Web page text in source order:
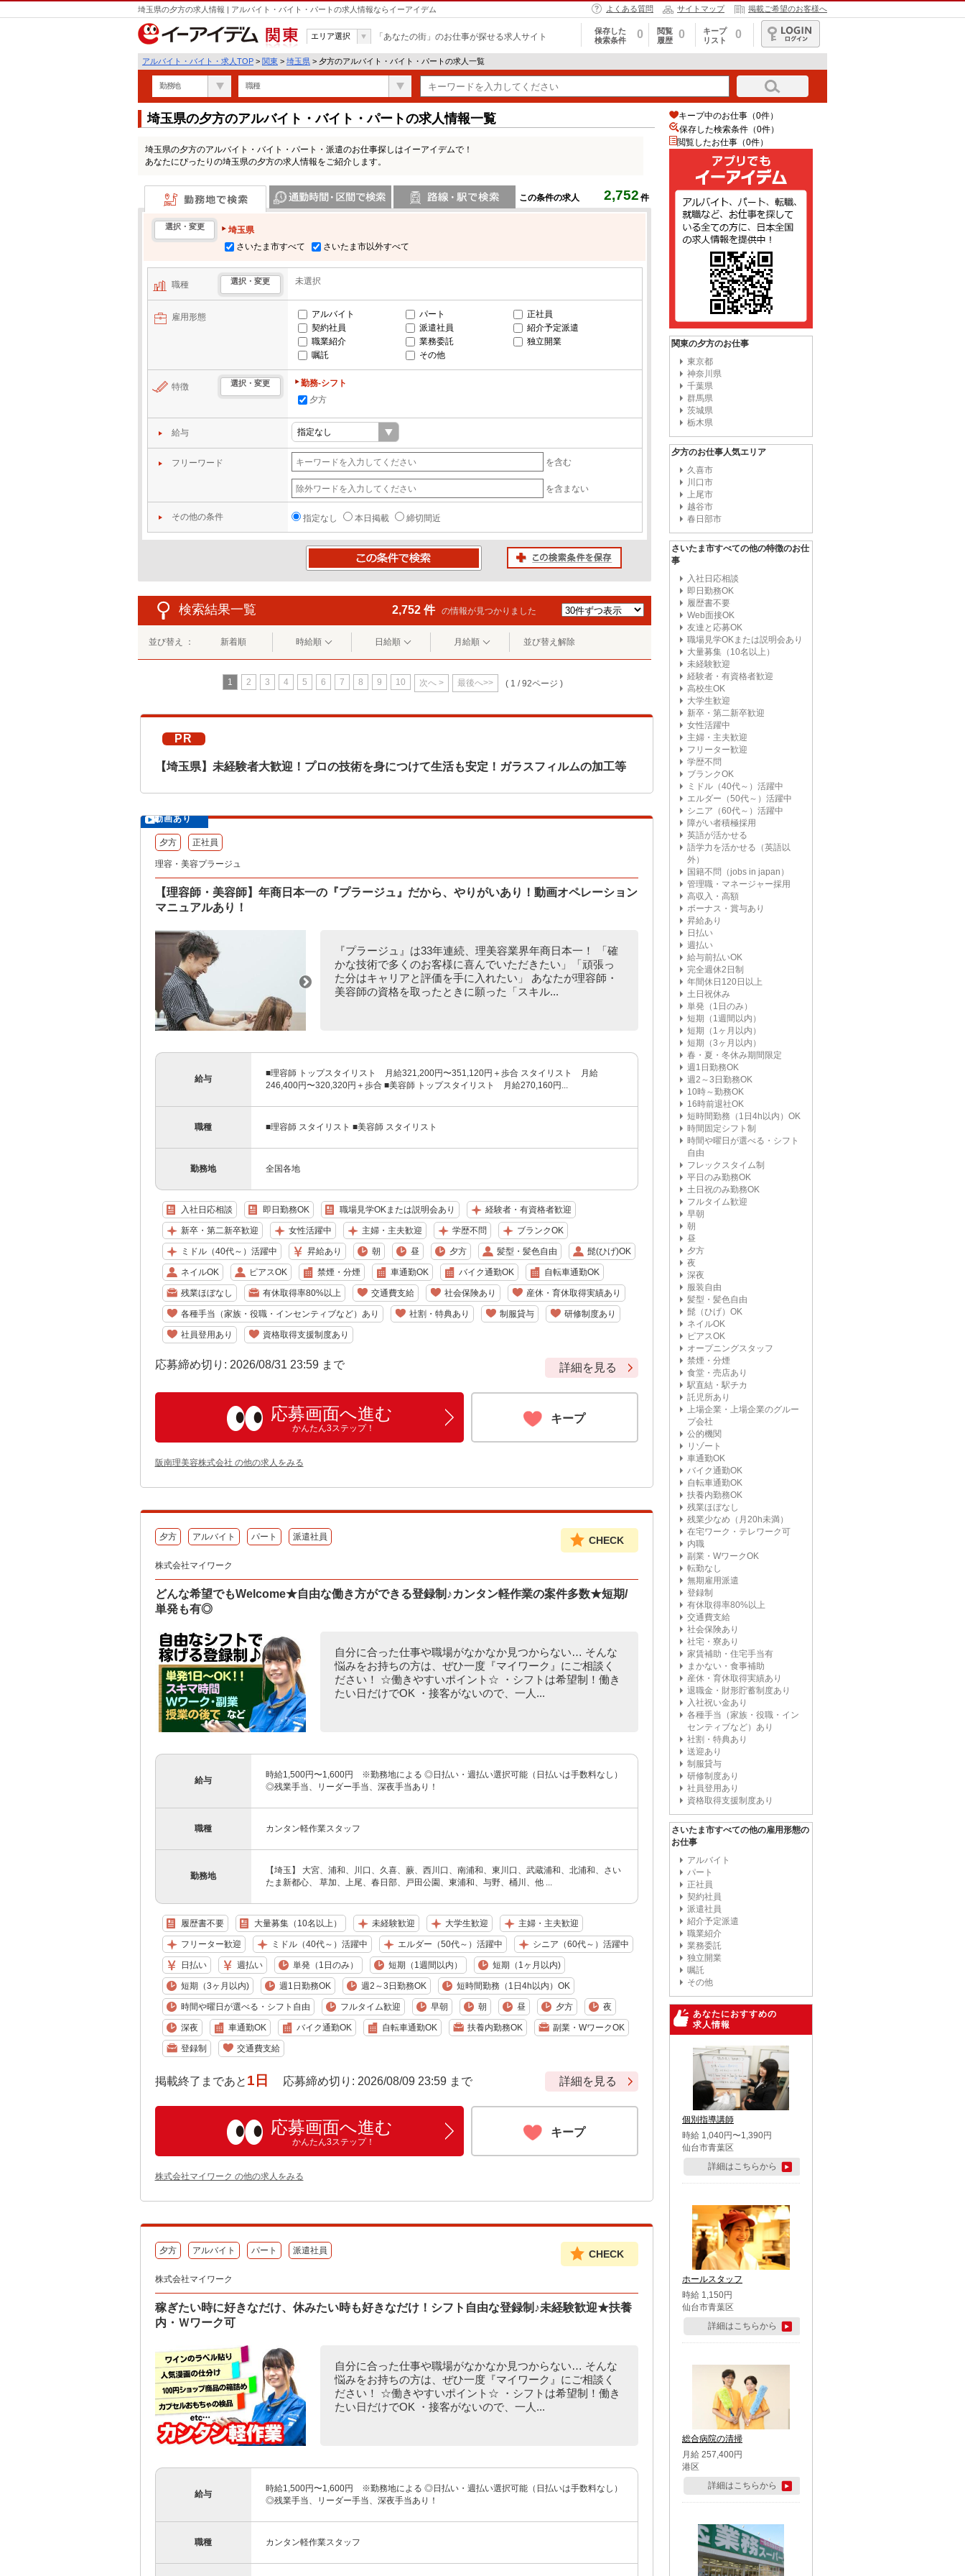
埼玉県の夕方の求人情報 | アルバイト・バイト・パートの求人情報ならイーアイデム よくある質問 サイトマップ 掲載ご希望のお客様へ
関東
エリア選択 「あなたの街」のお仕事が探せる求人サイト
保存した
検索条件
0
閲覧
履歴
0
キープ
リスト
0
ログイン
アルバイト・バイト・求人TOP > 関東 > 埼玉県 > 夕方のアルバイト・バイト・パートの求人一覧
勤務地 職種
埼玉県の夕方のアルバイト・バイト・パートの求人情報一覧
埼玉県の夕方のアルバイト・バイト・パート・派遣のお仕事探しはイーアイデムで！
あなたにぴったりの埼玉県の夕方の求人情報をご紹介します。
この条件の求人 2,752 件
勤務地で検索
選択・変更
埼玉県
さいたま市すべて
さいたま市以外すべて
職種 選択・変更 未選択
雇用形態 アルバイト パート
正社員
契約社員
派遣社員
紹介予定派遣
職業紹介
業務委託
独立開業
嘱託
その他
特徴 選択・変更
勤務-シフト
夕方
給与
フリーワード を含む
を含まない
その他の条件 指定なし 本日掲載 締切間近
検索結果一覧 2,752 件 の情報が見つかりました
並び替え ： 新着順 時給順 日給順 月給順 並び替え解除
1 2 3 4 5 6 7 8 9 10 次へ > 最後へ>> ( 1 / 92ページ )
PR
【埼玉県】未経験者大歓迎！プロの技術を身につけて生活も安定！ガラスフィルムの加工等
動画あり
夕方 正社員
理容・美容プラージュ
【理容師・美容師】年商日本一の『プラージュ』だから、やりがいあり！動画オペレーション
マニュアルあり！
『プラージュ』は33年連続、理美容業界年商日本一！ 「確
かな技術で多くのお客様に喜んでいただきたい」「頑張っ
た分はキャリアと評価を手に入れたい」 あなたが理容師・
美容師の資格を取ったときに願った「スキル...
給与
■理容師 トップスタイリスト 月給321,200円〜351,120円＋歩合 スタイリスト 月給
246,400円〜320,320円＋歩合 ■美容師 トップスタイリスト 月給270,160円...
職種 ■理容師 スタイリスト ■美容師 スタイリスト
勤務地 全国各地
入社日応相談 即日勤務OK 職場見学OKまたは説明会あり 経験者・有資格者歓迎
新卒・第二新卒歓迎 女性活躍中 主婦・主夫歓迎 学歴不問 ブランクOK
ミドル（40代～）活躍中 昇給あり 朝 昼 夕方 髪型・髪色自由 髭(ひげ)OK
ネイルOK ピアスOK 禁煙・分煙 車通勤OK バイク通勤OK 自転車通勤OK
残業ほぼなし 有休取得率80%以上 交通費支給 社会保険あり 産休・育休取得実績あり
各種手当（家族・役職・インセンティブなど）あり 社割・特典あり 制服貸与 研修制度あり
社員登用あり 資格取得支援制度あり
応募締め切り: 2026/08/31 23:59 まで 詳細を見る
応募画面へ進む
かんたん3ステップ！
キープ
阪南理美容株式会社 の他の求人をみる
夕方 アルバイト パート 派遣社員 CHECK
株式会社マイワーク
どんな希望でもWelcome★自由な働き方ができる登録制♪カンタン軽作業の案件多数★短期/
単発も有◎
自分に合った仕事や職場がなかなか見つからない… そんな
悩みをお持ちの方は、ぜひ一度『マイワーク』にご相談く
ださい！ ☆働きやすいポイント☆ ・シフトは希望制！働き
たい日だけでOK ・接客がないので、一人...
給与
時給1,500円〜1,600円 ※勤務地による ◎日払い・週払い選択可能（日払いは手数料なし）
◎残業手当、リーダー手当、深夜手当あり！
職種 カンタン軽作業スタッフ
勤務地
【埼玉】 大宮、浦和、川口、久喜、蕨、西川口、南浦和、東川口、武蔵浦和、北浦和、さい
たま新都心、 草加、上尾、春日部、戸田公園、東浦和、与野、桶川、他 ...
履歴書不要 大量募集（10名以上） 未経験歓迎 大学生歓迎 主婦・主夫歓迎
フリーター歓迎 ミドル（40代～）活躍中 エルダー（50代～）活躍中 シニア（60代～）活躍中
日払い 週払い 単発（1日のみ） 短期（1週間以内） 短期（1ヶ月以内)
短期（3ヶ月以内) 週1日勤務OK 週2～3日勤務OK 短時間勤務（1日4h以内）OK
時間や曜日が選べる・シフト自由 フルタイム歓迎 早朝 朝 昼 夕方 夜
深夜 車通勤OK バイク通勤OK 自転車通勤OK 扶養内勤務OK 副業・WワークOK
登録制 交通費支給
掲載終了まであと 1日 応募締め切り: 2026/08/09 23:59 まで 詳細を見る
応募画面へ進む
かんたん3ステップ！
キープ
株式会社マイワーク の他の求人をみる
夕方 アルバイト パート 派遣社員 CHECK
株式会社マイワーク
稼ぎたい時に好きなだけ、休みたい時も好きなだけ！シフト自由な登録制♪未経験歓迎★扶養
内・Ｗワーク可
自分に合った仕事や職場がなかなか見つからない… そんな
悩みをお持ちの方は、ぜひ一度『マイワーク』にご相談く
ださい！ ☆働きやすいポイント☆ ・シフトは希望制！働き
たい日だけでOK ・接客がないので、一人...
給与
時給1,500円〜1,600円 ※勤務地による ◎日払い・週払い選択可能（日払いは手数料なし）
◎残業手当、リーダー手当、深夜手当あり！
職種 カンタン軽作業スタッフ
キープ中のお仕事（0件）
保存した検索条件（0件）
閲覧したお仕事（0件）
関東の夕方のお仕事
東京都
神奈川県
千葉県
群馬県
茨城県
栃木県
夕方のお仕事人気エリア
久喜市
川口市
上尾市
越谷市
春日部市
さいたま市すべての他の特徴のお仕
事
入社日応相談
即日勤務OK
履歴書不要
Web面接OK
友達と応募OK
職場見学OKまたは説明会あり
大量募集（10名以上）
未経験歓迎
経験者・有資格者歓迎
高校生OK
大学生歓迎
新卒・第二新卒歓迎
女性活躍中
主婦・主夫歓迎
フリーター歓迎
学歴不問
ブランクOK
ミドル（40代～）活躍中
エルダー（50代～）活躍中
シニア（60代～）活躍中
障がい者積極採用
英語が活かせる
語学力を活かせる（英語以
外）
国籍不問（jobs in japan）
管理職・マネージャー採用
高収入・高額
ボーナス・賞与あり
昇給あり
日払い
週払い
給与前払いOK
完全週休2日制
年間休日120日以上
土日祝休み
単発（1日のみ）
短期（1週間以内）
短期（1ヶ月以内）
短期（3ヶ月以内）
春・夏・冬休み期間限定
週1日勤務OK
週2～3日勤務OK
10時～勤務OK
16時前退社OK
短時間勤務（1日4h以内）OK
時間固定シフト制
時間や曜日が選べる・シフト
自由
フレックスタイム制
平日のみ勤務OK
土日祝のみ勤務OK
フルタイム歓迎
早朝
朝
昼
夕方
夜
深夜
服装自由
髪型・髪色自由
髭（ひげ）OK
ネイルOK
ピアスOK
オープニングスタッフ
禁煙・分煙
食堂・売店あり
駅直結・駅チカ
託児所あり
上場企業・上場企業のグルー
プ会社
公的機関
リゾート
車通勤OK
バイク通勤OK
自転車通勤OK
扶養内勤務OK
残業ほぼなし
残業少なめ（月20h未満）
在宅ワーク・テレワーク可
内職
副業・WワークOK
転勤なし
無期雇用派遣
登録制
有休取得率80%以上
交通費支給
社会保険あり
社宅・寮あり
家賃補助・住宅手当有
まかない・食事補助
産休・育休取得実績あり
退職金・財形貯蓄制度あり
入社祝い金あり
各種手当（家族・役職・イン
センティブなど）あり
社割・特典あり
送迎あり
制服貸与
研修制度あり
社員登用あり
資格取得支援制度あり
さいたま市すべての他の雇用形態の
お仕事
アルバイト
パート
正社員
契約社員
派遣社員
紹介予定派遣
職業紹介
業務委託
独立開業
嘱託
その他
あなたにおすすめの
求人情報
個別指導講師
時給 1,040円〜1,390円
仙台市青葉区
詳細はこちらから
ホールスタッフ
時給 1,150円
仙台市青葉区
詳細はこちらから
総合病院の清掃
月給 257,400円
港区
詳細はこちらから